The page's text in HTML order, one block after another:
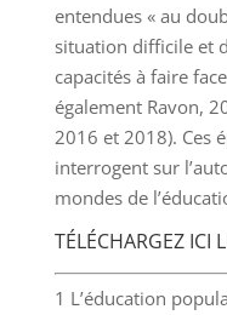
entendues « au
situation difficile et
capacités à faire
également Ravon,
2016 et 2018). Ces
interrogent sur
mondes de
TÉLÉCHARGEZ ICI
1 L’éducation